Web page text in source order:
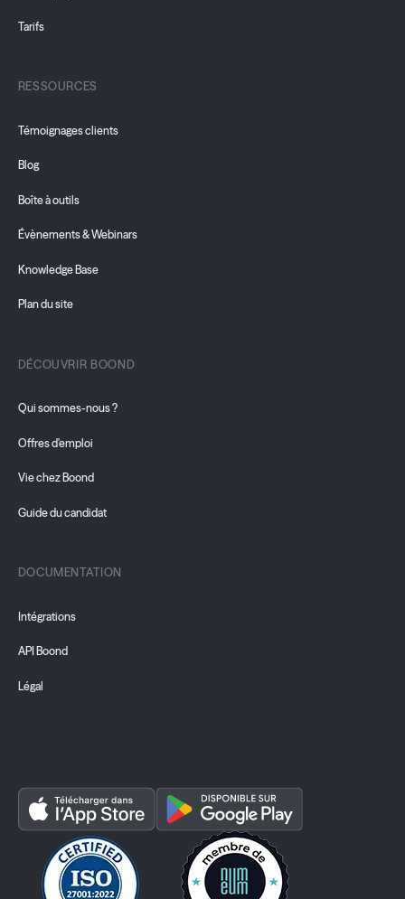
Tarifs
RESSOURCES
Témoignages clients
Blog
Boîte à outils
Évènements & Webinars
Knowledge Base
Plan du site
DÉCOUVRIR BOOND
Qui sommes-nous ?
Offres d'emploi
Vie chez Boond
Guide du candidat
DOCUMENTATION
Intégrations
API Boond
Légal